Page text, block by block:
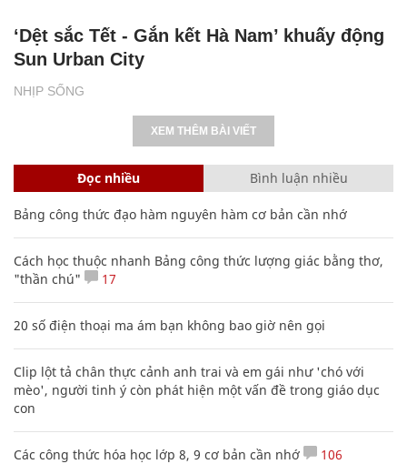
NHỊP SỐNG
‘Dệt sắc Tết - Gắn kết Hà Nam’ khuấy động
Sun Urban City
XEM THÊM BÀI VIẾT
Đọc nhiều Bình luận nhiều
Bảng công thức đạo hàm nguyên hàm cơ bản cần nhớ
Cách học thuộc nhanh Bảng công thức lượng giác bằng thơ,
"thần chú"
17
20 số điện thoại ma ám bạn không bao giờ nên gọi
Clip lột tả chân thực cảnh anh trai và em gái như 'chó với
mèo', người tinh ý còn phát hiện một vấn đề trong giáo dục
con
Các công thức hóa học lớp 8, 9 cơ bản cần nhớ 106